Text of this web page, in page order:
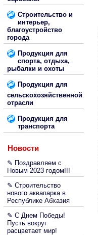
Строительство и
интерьер,
благоустройство
города
Продукция для
спорта, отдыха,
рыбалки и охоты
Продукция для
сельскохозяйственной
отрасли
Продукция для
транспорта
Новости
✎ Поздравляем с
Новым 2023 годом!!!
✎ Строительство
нового аквапарка в
Республике Абхазия
✎ С Днем Победы!
Пусть вокруг
расцветает мир!